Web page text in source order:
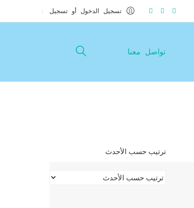
تسجيل الدخول أو تسجيل
تواصل معنا
ترتيب حسب الأحدث